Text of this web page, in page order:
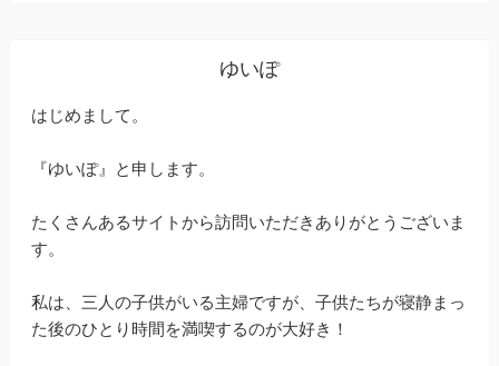
ゆいぽ
はじめまして。
『ゆいぽ』と申します。
たくさんあるサイトから訪問いただきありがとうございま
す。
私は、三人の子供がいる主婦ですが、子供たちが寝静まっ
た後のひとり時間を満喫するのが大好き！